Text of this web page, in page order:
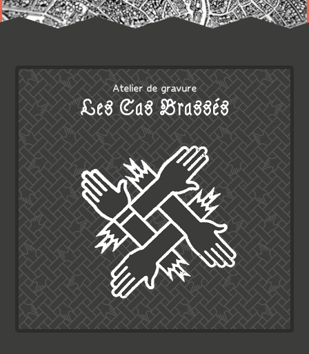
Atelier de gravure
Les Cas Brassés